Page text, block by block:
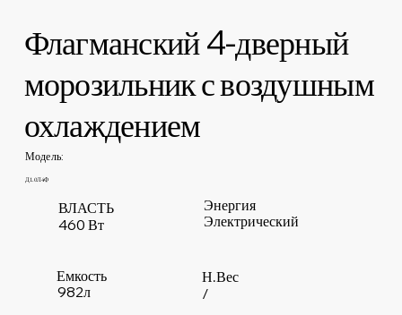
Флагманский 4-дверный
морозильник с воздушным
охлаждением
Модель:
Д1.0Л4Ф
ВЛАСТЬ
460 Вт
/
Н.Вес
982л
Емкость
Электрический
Энергия